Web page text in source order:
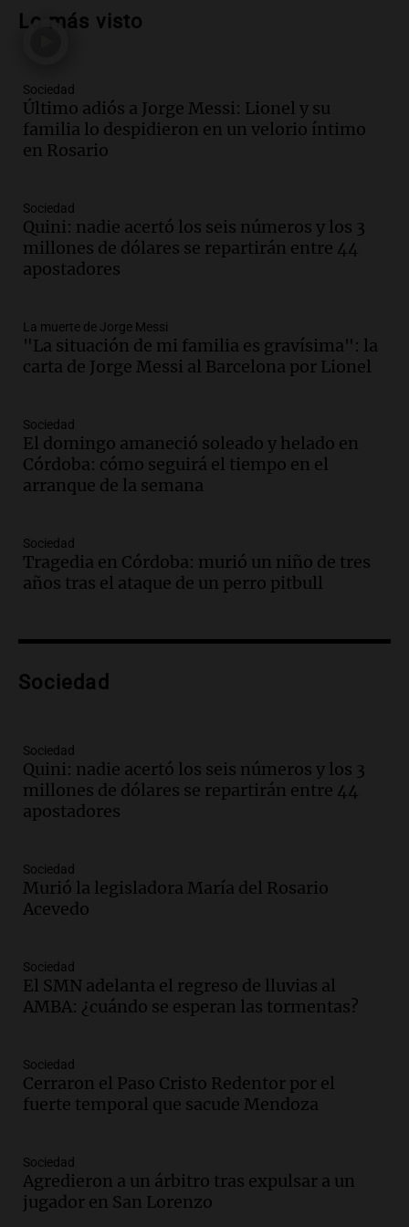
hablaron de su obra en Cadena 3
Audio.
recuerdo del paso de Juan Pablo II: "Te
traspasaba con la mirada"
Amamos los Domingos
Audio.
un imperdible cordobés para los
amantes de la astronomía
Amamos los Domingos
la historia del club de Irlanda
revolucionado por hinchas argentinos
Amamos los Domingos
Audio.
argentino regresa al país tras conflicto
con Brasil
Panorama Federal
Audio.
con fractura de tobillo en refugio Doña
Rosa
Panorama Federal
Audio.Amaycha del Valle avanza en
con nueva tecnología médica
Audio.
aumentan tarifas del SUBTE en Buenos
Aires desde agosto
Panorama Federal
Audio.
financiera y el aumento de la morosidad
en Buenos Aires
Audio.
Corte Suprema tras fallo que aparta a
Pagani como rector
Audio.El cardenal Ángel Rossi advirtió
que la justicia social viene siendo
Episodios
Audio.La Bulaya se prepara para el cierre
de su gran muestra anual con la
Lo más visto
Sociedad
Último adiós a Jorge Messi: Lionel y su
familia lo despidieron en un velorio íntimo
en Rosario
Sociedad
Quini: nadie acertó los seis números y los 3
millones de dólares se repartirán entre 44
apostadores
La muerte de Jorge Messi
"La situación de mi familia es gravísima": la
carta de Jorge Messi al Barcelona por Lionel
Sociedad
El domingo amaneció soleado y helado en
Córdoba: cómo seguirá el tiempo en el
arranque de la semana
Sociedad
Tragedia en Córdoba: murió un niño de tres
años tras el ataque de un perro pitbull
Sociedad
Sociedad
Quini: nadie acertó los seis números y los 3
millones de dólares se repartirán entre 44
apostadores
Sociedad
Murió la legisladora María del Rosario
Acevedo
Sociedad
El SMN adelanta el regreso de lluvias al
AMBA: ¿cuándo se esperan las tormentas?
Sociedad
Cerraron el Paso Cristo Redentor por el
fuerte temporal que sacude Mendoza
Sociedad
Agredieron a un árbitro tras expulsar a un
jugador en San Lorenzo